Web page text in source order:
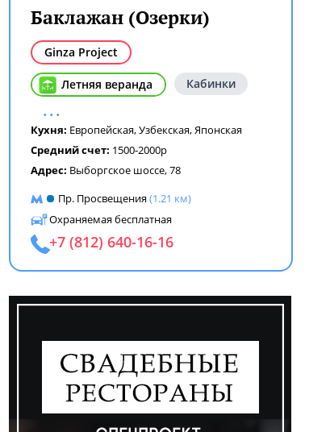
Баклажан (Озерки)
Ginza Project
Летняя веранда Кабинки
...
Кухня: Европейская,Узбекская,Японская
Средний счет: 1500-2000р
Адрес: Выборгское шоссе, 78
Пр. Просвещения(1.21 км)
Охраняемая бесплатная
+7 (812) 640-16-16